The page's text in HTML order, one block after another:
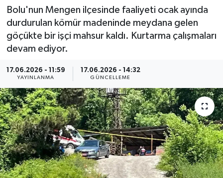
Bolu'nun Mengen ilçesinde faaliyeti ocak ayında
durdurulan kömür madeninde meydana gelen
göçükte bir işçi mahsur kaldı. Kurtarma çalışmaları
devam ediyor.
17.06.2026 - 11:59
YAYINLANMA
17.06.2026 - 14:32
GÜNCELLEME
Turizm
E-Gazete
Son Dakika Haberleri
Haber Arşivi